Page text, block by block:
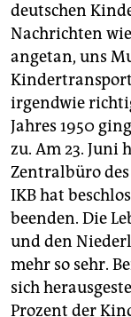
deutschen
Nachrichten
angetan, uns
irgendwie
Jahres 1950
zu. Am 23. Juni
Zentralbüro
IKB hat
beenden. Die
und den
mehr so sehr.
sich
Prozent der